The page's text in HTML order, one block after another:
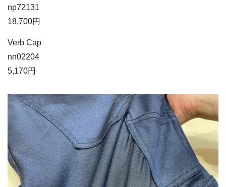
np72131
18,700円
Verb Cap
nn02204
5,170円